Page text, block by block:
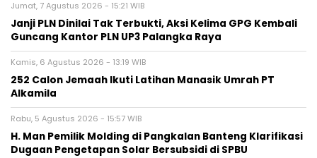
Jumat, 7 Agustus 2026 - 15:21 WIB
Janji PLN Dinilai Tak Terbukti, Aksi Kelima GPG Kembali
Guncang Kantor PLN UP3 Palangka Raya
Kamis, 6 Agustus 2026 - 13:19 WIB
252 Calon Jemaah Ikuti Latihan Manasik Umrah PT
Alkamila
Rabu, 5 Agustus 2026 - 15:57 WIB
H. Man Pemilik Molding di Pangkalan Banteng Klarifikasi
Dugaan Pengetapan Solar Bersubsidi di SPBU